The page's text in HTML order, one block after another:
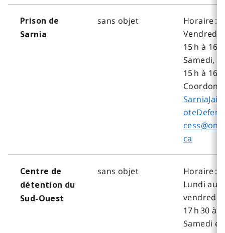
Prison de
Sarnia
sans objet
Horaire :
Vendredi,
15 h à 16
Samedi,
15 h à 16 h
ca
Centre de
détention du
Sud-Ouest
sans objet
Horaire :
Lundi au
vendredi,
17 h 30 à
Samedi et